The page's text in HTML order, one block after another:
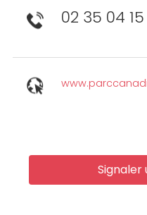
02 35 04 15
Signaler